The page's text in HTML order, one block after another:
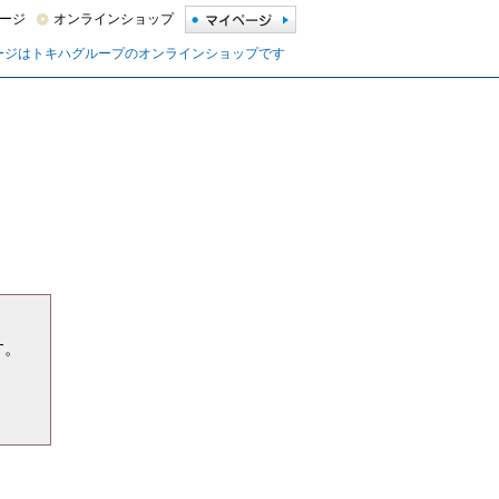
ジ オンラインショップ
ジはトキハグループのオンラインショップです